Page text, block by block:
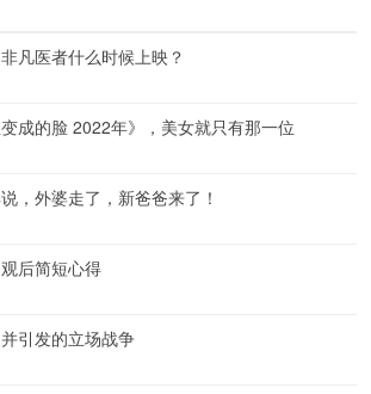
凡医者什么时候上映？
成的脸 2022年》，美女就只有那一位
，外婆走了，新爸爸来了！
后简短心得
引发的立场战争